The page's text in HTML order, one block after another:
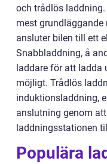
och trådlös
mest
ansluter bilen till ett
Snabbladdning, å
laddare för att ladda
möjligt. Trådlös
induktionsladdning,
anslutning genom
laddningsstationen
Populära